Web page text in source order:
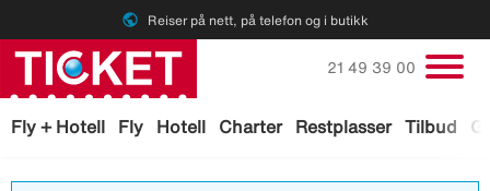
public Reiser på nett, på telefon og i butikk
Fly + Hotell Fly Hotell Charter Restplasser Tilbud
Ring oss på
21 49 39 00